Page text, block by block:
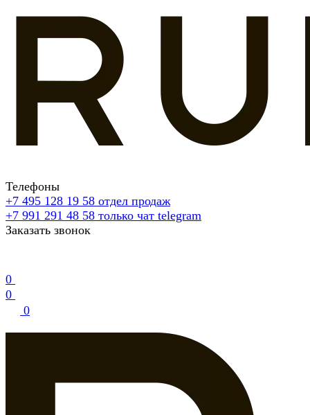
Телефоны
+7 495 128 19 58 отдел продаж
+7 991 291 48 58 только чат telegram
Заказать звонок
0
0
0